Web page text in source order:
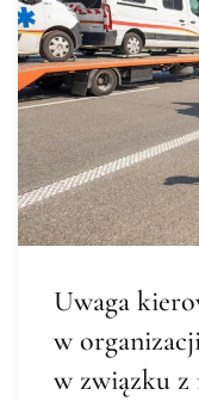
Uwaga
w
w związku z